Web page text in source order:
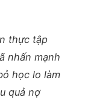
thực tập
nhấn mạnh
học lo làm
quả nợ